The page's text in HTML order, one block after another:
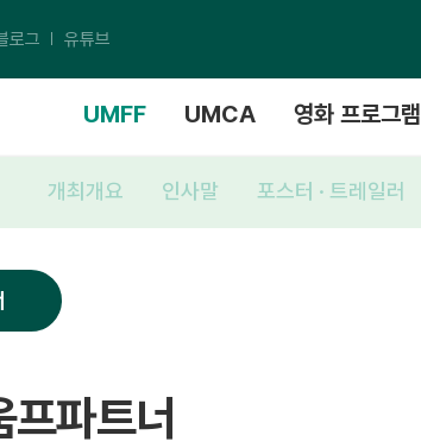
로그 유튜브
UMFF UMCA 영화 프로그램
개최개요 인사말 포스터 · 트레일러
파트너